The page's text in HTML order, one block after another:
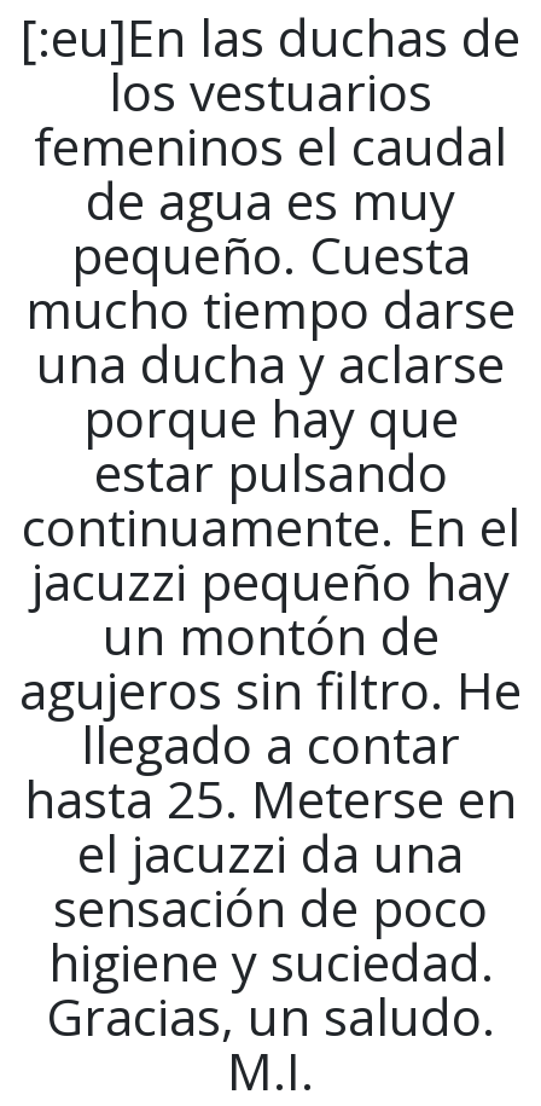
[:eu]En las duchas de
los vestuarios
femeninos el caudal
de agua es muy
pequeño. Cuesta
mucho tiempo darse
una ducha y aclarse
porque hay que
estar pulsando
continuamente. En el
jacuzzi pequeño hay
un montón de
agujeros sin filtro. He
llegado a contar
hasta 25. Meterse en
el jacuzzi da una
sensación de poco
higiene y suciedad.
Gracias, un saludo.
M.I.